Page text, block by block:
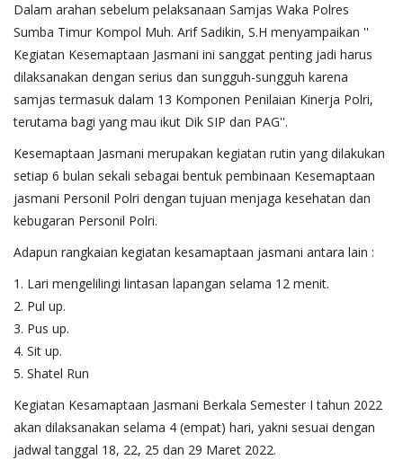
Dalam arahan sebelum pelaksanaan Samjas Waka Polres
Sumba Timur Kompol Muh. Arif Sadikin, S.H menyampaikan ''
Kegiatan Kesemaptaan Jasmani ini sanggat penting jadi harus
dilaksanakan dengan serius dan sungguh-sungguh karena
samjas termasuk dalam 13 Komponen Penilaian Kinerja Polri,
terutama bagi yang mau ikut Dik SIP dan PAG''.
Kesemaptaan Jasmani merupakan kegiatan rutin yang dilakukan
setiap 6 bulan sekali sebagai bentuk pembinaan Kesemaptaan
jasmani Personil Polri dengan tujuan menjaga kesehatan dan
kebugaran Personil Polri.
Adapun rangkaian kegiatan kesamaptaan jasmani antara lain :
1. Lari mengelilingi lintasan lapangan selama 12 menit.
2. Pul up.
3. Pus up.
4. Sit up.
5. Shatel Run
Kegiatan Kesamaptaan Jasmani Berkala Semester I tahun 2022
akan dilaksanakan selama 4 (empat) hari, yakni sesuai dengan
jadwal tanggal 18, 22, 25 dan 29 Maret 2022.